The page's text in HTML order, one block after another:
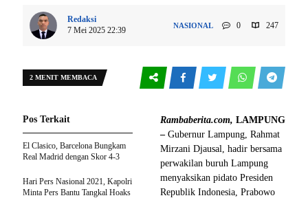
Redaksi
7 Mei 2025 22:39
NASIONAL 0 247
2 MENIT MEMBACA
Rambaberita.com, LAMPUNG
– Gubernur Lampung, Rahmat
Mirzani Djausal, hadir bersama
perwakilan buruh Lampung
menyaksikan pidato Presiden
Republik Indonesia, Prabowo
Pos Terkait
El Clasico, Barcelona Bungkam
Real Madrid dengan Skor 4-3
Hari Pers Nasional 2021, Kapolri
Minta Pers Bantu Tangkal Hoaks